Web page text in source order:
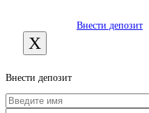
Внести депозит
X
Внести депозит